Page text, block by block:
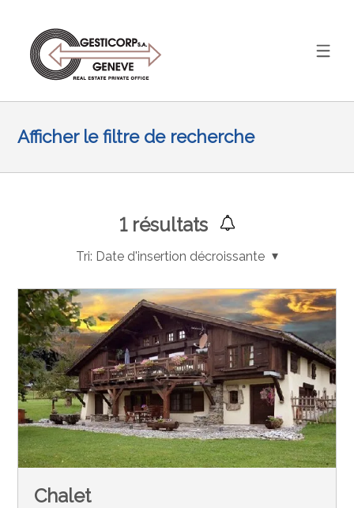
Afficher le filtre de recherche
1résultats
Tri: Date d'insertion décroissante
Chalet